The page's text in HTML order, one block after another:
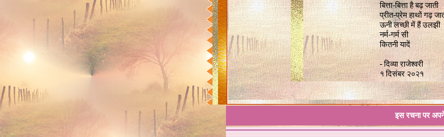
बित्ता-बित्ता है बढ़ जाती
प्रीत-प्रेम हाथों गढ़
ऊनी लच्छी में हैं उलझी
नर्म-गर्म सी
कितनी यादें
- दिव्या राजेश्वरी
१ दिसंबर २०२१
इस रचना पर